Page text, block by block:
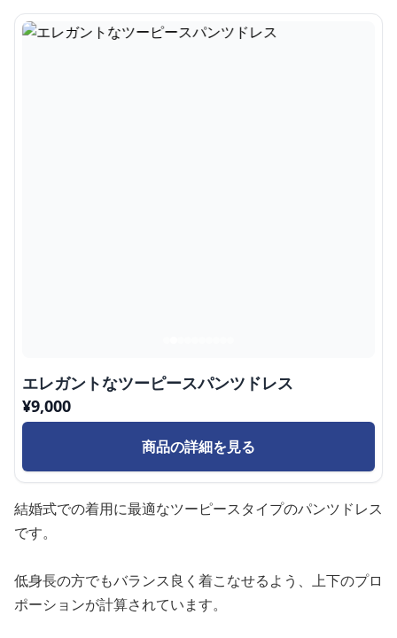
エレガントなツーピースパンツドレス
¥9,000
商品の詳細を見る
結婚式での着用に最適なツーピースタイプのパンツドレス
です。
低身長の方でもバランス良く着こなせるよう、上下のプロ
ポーションが計算されています。